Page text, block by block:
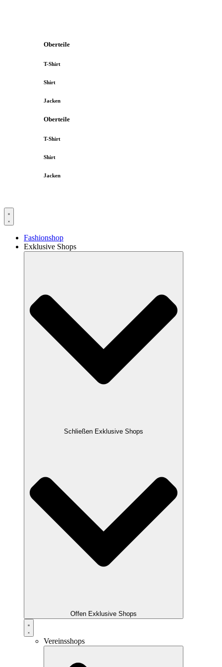
Oberteile
T-Shirt
Shirt
Jacken
Oberteile
T-Shirt
Shirt
Jacken
Fashionshop
Exklusive Shops
Schließen Exklusive Shops
Offen Exklusive Shops
Vereinsshops